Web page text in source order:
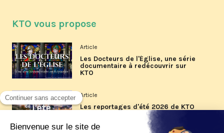
KTO vous propose
Article
Les Docteurs de l'Église, une série
documentaire à redécouvrir sur
KTO
Article
Les reportages d'été 2026 de KTO